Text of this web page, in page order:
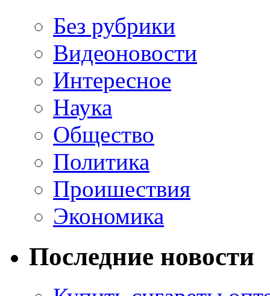
Без рубрики
Видеоновости
Интересное
Наука
Общество
Политика
Проишествия
Экономика
Последние новости